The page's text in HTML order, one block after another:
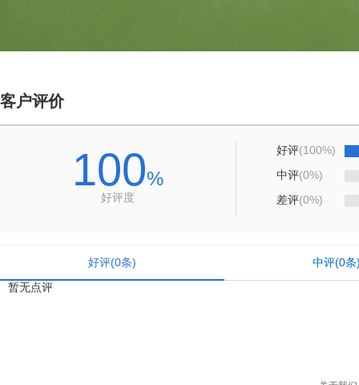
客户评价
100%
好评度
好评(100%)
中评(0%)
差评(0%)
好评(0条) 中评(0条
暂无点评